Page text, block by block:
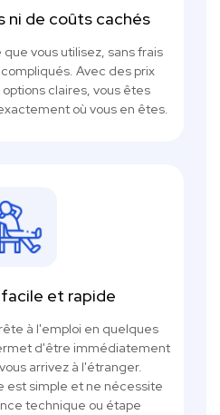
ni de coûts cachés
vous utilisez, sans frais
Avec des prix
claires, vous êtes
où vous en êtes.
et rapide
à l'emploi en quelques
d'être immédiatement
arrivez à l'étranger.
est simple et ne nécessite
technique ou étape